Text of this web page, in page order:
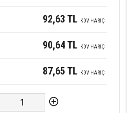
92,63 TL KDV HARİÇ
90,64 TL KDV HARİÇ
87,65 TL KDV HARİÇ